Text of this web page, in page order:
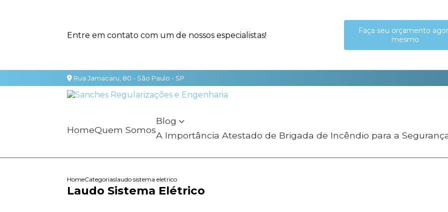
Entre em contato com um de nossos especialistas!
Faça seu orçamento
mesmo
Rua Jamacaru, 80 - São Paulo - SP
Home Quem Somos
Blog
A Importância Atestado de Brigada de Incêndio para a
HomeCategoriaslaudo sistema eletrico
Laudo Sistema Elétrico